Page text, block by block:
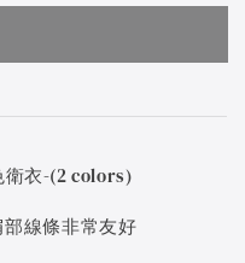
衛衣-(2 colors)
線條非常友好